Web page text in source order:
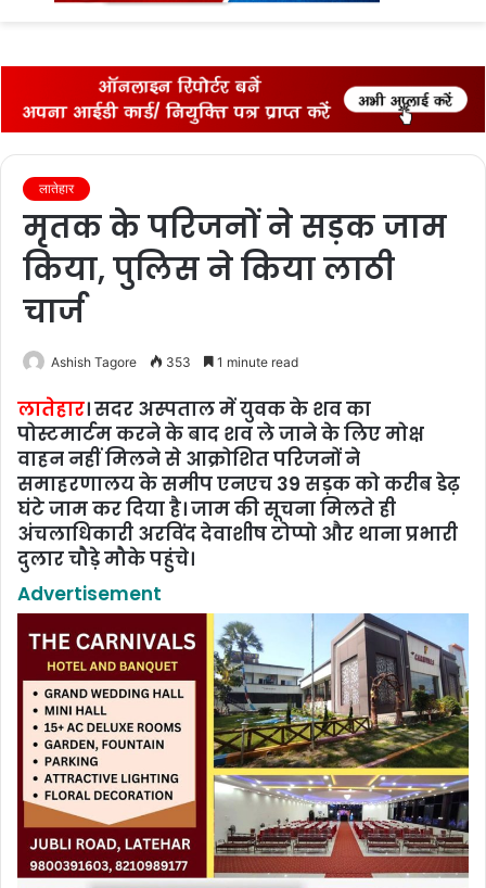
लातेहार
मृतक के परिजनों ने सड़क जाम
किया, पुलिस ने किया लाठी
चार्ज
Ashish Tagore 353 1 minute read
लातेहार। सदर अस्पताल में युवक के शव का
पोस्टमार्टम करने के बाद शव ले जाने के लिए मोक्ष
वाहन नहीं मिलने से आक्रोशित परिजनों ने
समाहरणालय के समीप एनएच 39 सड़क को करीब डेढ़
घंटे जाम कर दिया है। जाम की सूचना मिलते ही
अंचलाधिकारी अरविंद देवाशीष टोप्पो और थाना प्रभारी
दुलार चौड़े मौके पहुंचे।
Advertisement